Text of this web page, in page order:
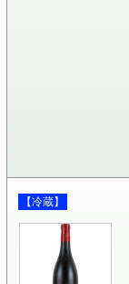
【冷蔵】